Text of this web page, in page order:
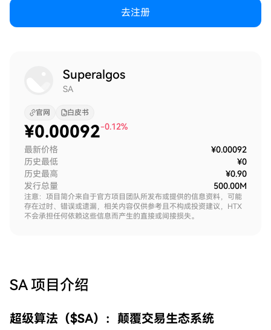
去注册
Superalgos
SA
官网 白皮书
¥0.00092-0.12%
最新价格
¥0.00092
历史最低
¥0
历史最高
¥0.90
发行总量
500.00M
注意：项目简介来自于官方项目团队所发布或提供的信息资料，可能
存在过时、错误或遗漏，相关内容仅供参考且不构成投资建议，HTX
不会承担任何依赖这些信息而产生的直接或间接损失。
SA 项目介绍
超级算法（$SA）：颠覆交易生态系统